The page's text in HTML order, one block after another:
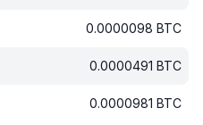
0.0000098 BTC
0.0000491 BTC
0.0000981 BTC